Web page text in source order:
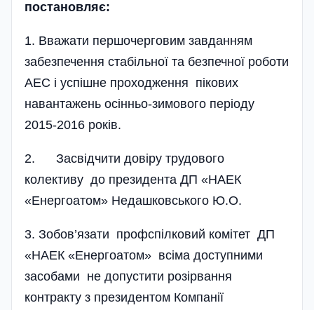
постановляє:
1. Вважати першочерговим завданням
забезпечення стабільної та безпечної роботи
АЕС і успішне проходження пікових
навантажень осінньо-зимового періоду
2015-2016 років.
2. Засвідчити довіру трудового
колективу до президента ДП «НАЕК
«Енергоатом» Недашковського Ю.О.
3. Зобов’язати профспілковий комітет ДП
«НАЕК «Енергоатом» всіма доступними
засобами не допустити розірвання
контракту з президентом Компанії